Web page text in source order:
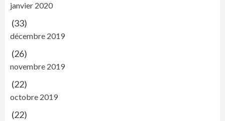
janvier 2020
(33)
décembre 2019
(26)
novembre 2019
(22)
octobre 2019
(22)